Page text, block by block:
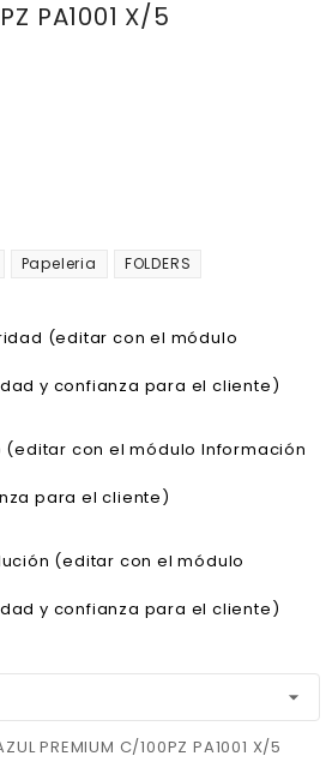
PA1001 X/5
Papeleria FOLDERS
(editar con el módulo
y confianza para el cliente)
con el módulo Información
para el cliente)
(editar con el módulo
y confianza para el cliente)
PREMIUM C/100PZ PA1001 X/5